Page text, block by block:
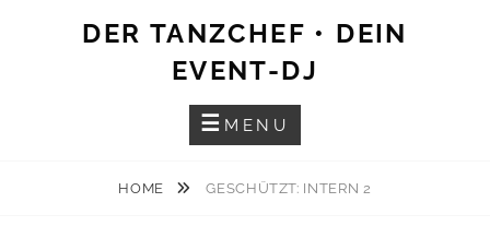
DER TANZCHEF • DEIN
EVENT-DJ
MENU
HOME GESCHÜTZT: INTERN 2